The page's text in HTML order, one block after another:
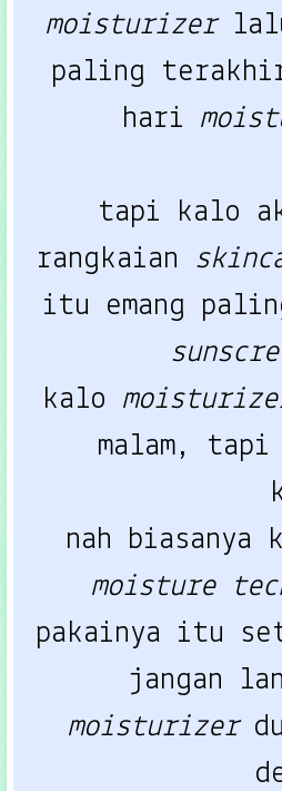
moisturizer
paling
hari
tapi kalo
rangkaian
itu emang
kalo
malam,
nah biasanya
moisture
pakainya itu
jangan
moisturizer